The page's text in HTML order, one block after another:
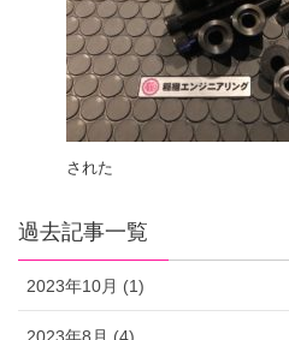
された
過去記事一覧
2023年10月 (1)